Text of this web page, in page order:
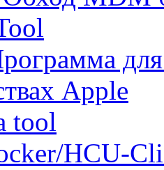
Apple
tool
HCU-